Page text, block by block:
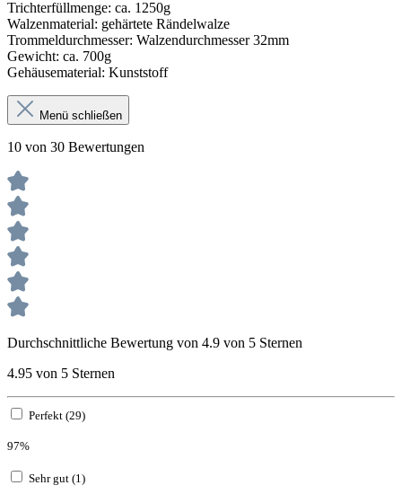
Trichterfüllmenge: ca. 1250g
Walzenmaterial: gehärtete Rändelwalze
Trommeldurchmesser: Walzendurchmesser 32mm
Gewicht: ca. 700g
Gehäusematerial: Kunststoff
Menü schließen
10 von 30 Bewertungen
Durchschnittliche Bewertung von 4.9 von 5 Sternen
4.95 von 5 Sternen
Perfekt (29)
97%
Sehr gut (1)